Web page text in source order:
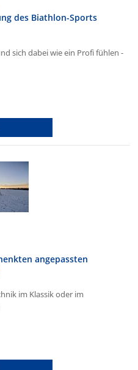
des Biathlon-Sports
sich dabei wie ein Profi fühlen -
angepassten
im Klassik oder im